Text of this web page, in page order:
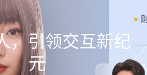
，引领交互新纪
元